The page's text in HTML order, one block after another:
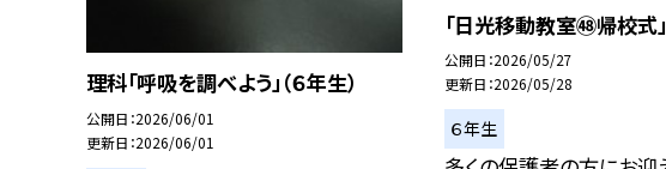
理科「呼吸を調べよう」（６年生）
公開日 2026/06/01
更新日 2026/06/01
「日光移動教室㊽帰校式」
公開日 2026/05/27
更新日 2026/05/28
６年生